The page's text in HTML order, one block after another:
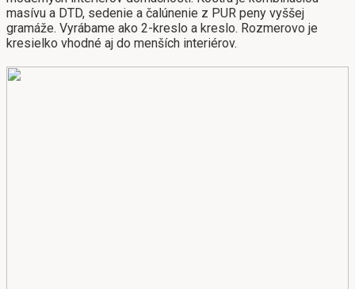
masívu a DTD, sedenie a čalúnenie z PUR peny vyššej
gramáže. Vyrábame ako 2-kreslo a kreslo. Rozmerovo je
kresielko vhodné aj do menších interiérov.